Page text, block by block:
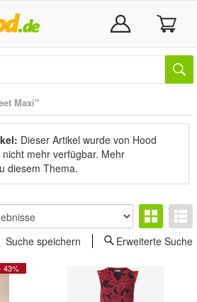
Maxi"
Dieser Artikel wurde von Hood
mehr verfügbar. Mehr
diesem Thema.
Suche speichern
Erweiterte Suche
43%